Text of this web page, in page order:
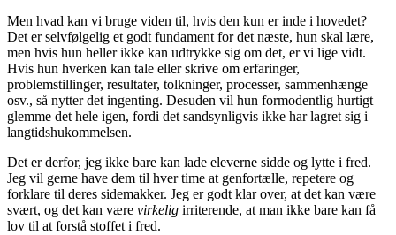
Men hvad kan vi bruge viden til, hvis den kun er inde i hovedet?
Det er selvfølgelig et godt fundament for det næste, hun skal lære,
men hvis hun heller ikke kan udtrykke sig om det, er vi lige vidt.
Hvis hun hverken kan tale eller skrive om erfaringer,
problemstillinger, resultater, tolkninger, processer, sammenhænge
osv., så nytter det ingenting. Desuden vil hun formodentlig hurtigt
glemme det hele igen, fordi det sandsynligvis ikke har lagret sig i
langtidshukommelsen.
Det er derfor, jeg ikke bare kan lade eleverne sidde og lytte i fred.
Jeg vil gerne have dem til hver time at genfortælle, repetere og
forklare til deres sidemakker. Jeg er godt klar over, at det kan være
svært, og det kan være virkelig irriterende, at man ikke bare kan få
lov til at forstå stoffet i fred.